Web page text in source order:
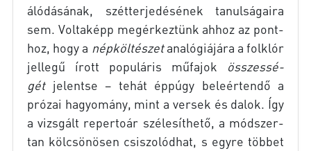
á­ló­dá­sá­nak, szét­ter­je­dé­sé­nek ta­nul­sá­ga­i­ra
sem. Vol­ta­képp meg­ér­kez­tünk ah­hoz az pont­
hoz, hogy a nép­köl­té­szetana­ló­gi­á­já­ra a folk­lór
jel­le­gű írott po­pu­lá­ris mű­fa­jok összes­sé­
gét je­lent­se – te­hát épp­úgy be­le­ér­ten­dő a
pró­zai ha­gyo­mány, mint a ver­sek és da­lok. Így
a vizs­gált re­per­to­ár szé­le­sít­he­tő, a mód­szer­
tan köl­csö­nö­sen csi­szo­lód­hat, s egy­re töb­bet